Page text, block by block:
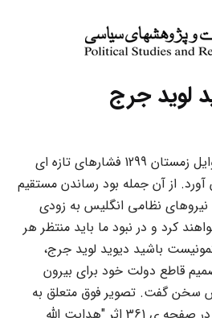
لوید جرج
انگلیس از اواخر پاییز و اوایل زمستان 1299 فشارهای تازه ای
از آن جمله بود رساندن مستقیم
نیروهای نظامی انگلیس به زودی
کرد و در نبود ما باید منتظر هر
باشید دیوید لوید جرج،
قاطع دولت خود برای بیرون
سخن گفت. تصویر فوق متعلق به